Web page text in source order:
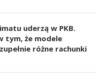
uderzą w PKB.
tym, że modele
różne rachunki